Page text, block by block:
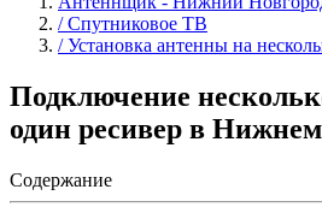
/ Спутниковое ТВ
/ Установка антенны на
Подключение
один ресивер в
Содержание